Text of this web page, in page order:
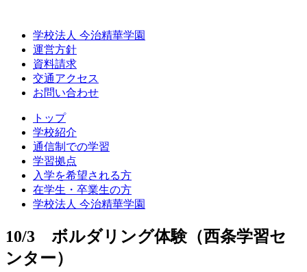
学校法人 今治精華学園
運営方針
資料請求
交通アクセス
お問い合わせ
トップ
学校紹介
通信制での学習
学習拠点
入学を希望される方
在学生・卒業生の方
学校法人 今治精華学園
10/3 ボルダリング体験（西条学習セ
ンター）